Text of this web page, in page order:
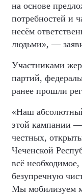
на основе
потребностей и
несём
людьми», —
Участниками
партий,
ранее прошли
«Наш
этой кампании —
честных,
Чеченской
всё
безупречную
Мы мобилизуем